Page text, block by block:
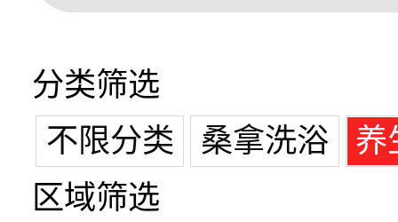
分类筛选
不限分类
桑拿洗浴
养
区域筛选